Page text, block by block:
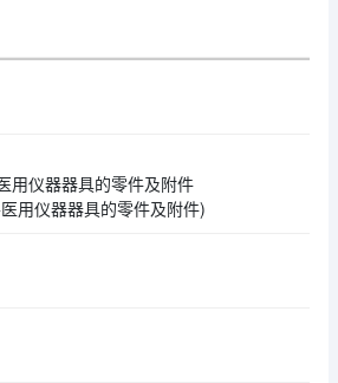
用仪器器具的零件及附件
用仪器器具的零件及附件)